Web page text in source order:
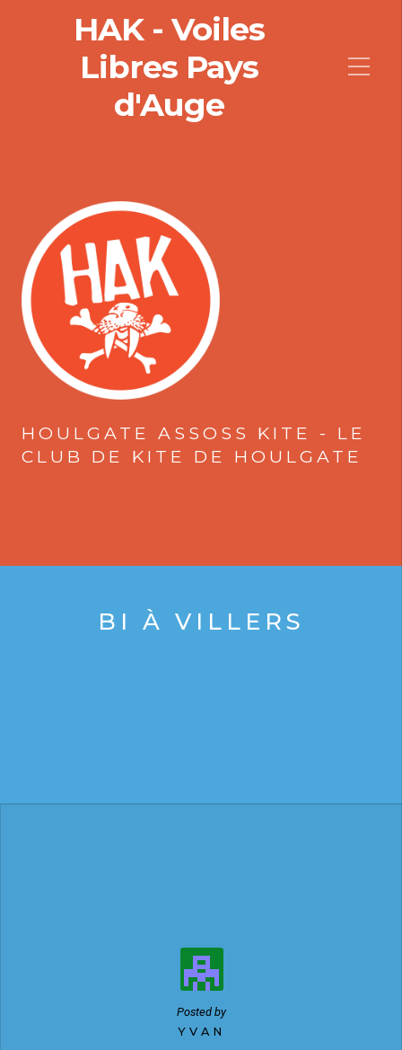
HAK - Voiles
Libres Pays
d'Auge
HOULGATE ASSOSS KITE - LE
CLUB DE KITE DE HOULGATE
BI À VILLERS
Posted by
YVAN